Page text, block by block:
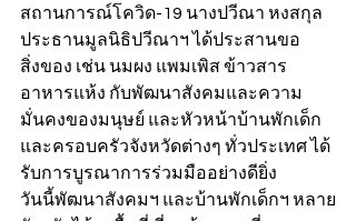
สถานการณ์โควิด-19 นางปวีณา หงสกุล
ประธานมูลนิธิปวีณาฯ ได้ประสานขอ
สิ่งของ เช่น นมผง แพมเพิส ข้าวสาร
อาหารแห้ง กับพัฒนาสังคมและความ
มั่นคงของมนุษย์ และหัวหน้าบ้านพักเด็ก
และครอบครัวจังหวัดต่างๆ ทั่วประเทศ ได้
รับการบูรณาการร่วมมืออย่างดียิ่ง
วันนี้พัฒนาสังคมฯ และบ้านพักเด็กฯ หลาย